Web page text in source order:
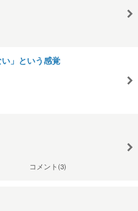
」という感覚
コメント(3)